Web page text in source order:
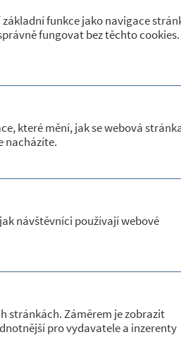
funkce jako navigace
fungovat bez těchto cookies.
které mění, jak se webová
nacházíte.
návštěvníci používají webové
stránkách. Záměrem je zobrazit
pro vydavatele a inzerenty
Informace,
do 28.8.2026 z důvodu čerpání dovolené.
https://www.petroviceutrebice.cz/